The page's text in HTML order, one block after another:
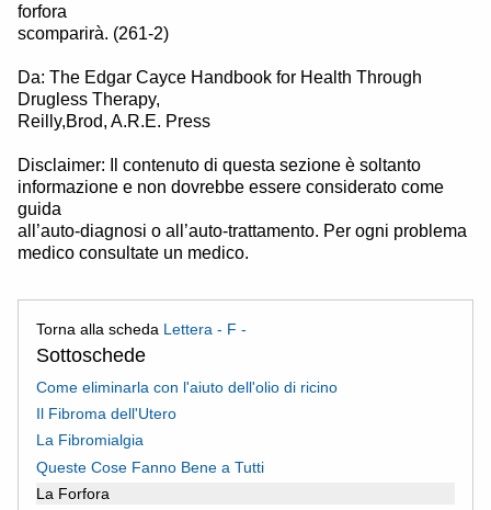
forfora
scomparirà. (261-2)
Da: The Edgar Cayce Handbook for Health Through
Drugless Therapy,
Reilly,Brod, A.R.E. Press
Disclaimer: Il contenuto di questa sezione è soltanto
informazione e non dovrebbe essere considerato come
guida
all’auto-diagnosi o all’auto-trattamento. Per ogni problema
medico consultate un medico.
Torna alla scheda Lettera - F -
Sottoschede
Come eliminarla con l'aiuto dell'olio di ricino
Il Fibroma dell'Utero
La Fibromialgia
Queste Cose Fanno Bene a Tutti
La Forfora